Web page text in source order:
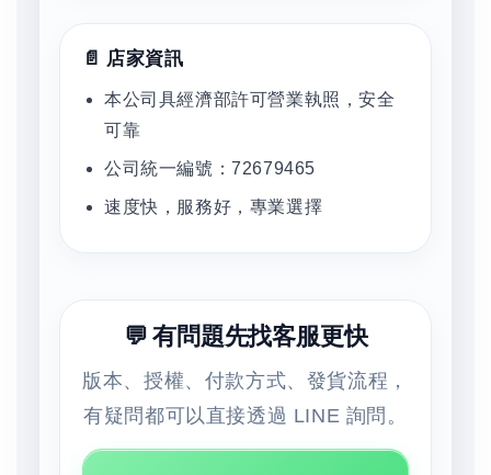
📄 店家資訊
本公司具經濟部許可營業執照，安全
可靠
公司統一編號：72679465
速度快，服務好，專業選擇
💬 有問題先找客服更快
版本、授權、付款方式、發貨流程，
有疑問都可以直接透過 LINE 詢問。